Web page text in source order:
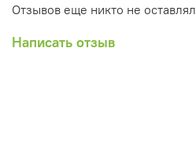
Отзывов еще никто не оставлял
Написать отзыв